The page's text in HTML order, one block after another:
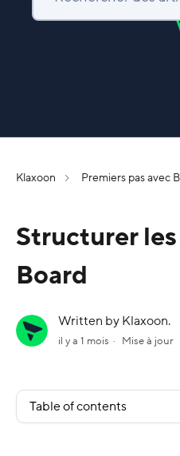
Klaxoon Premiers pas avec
Structurer
Board
Written by Klaxoon.
il y a 1 mois Mise à jour
Table of contents